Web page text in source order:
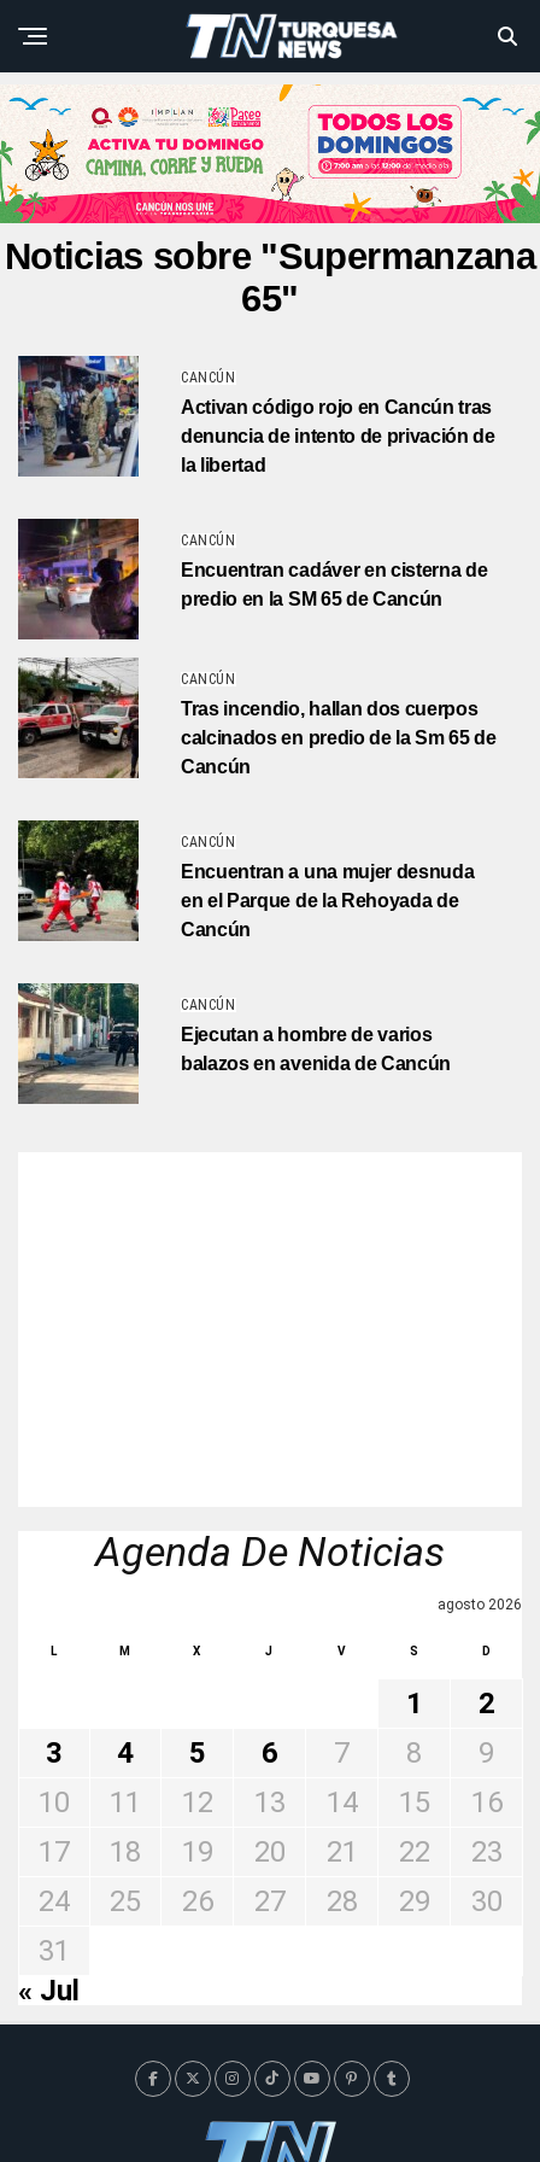
Noticias sobre "Supermanzana
65"
CANCÚN
Activan código rojo en Cancún tras
denuncia de intento de privación de
la libertad
CANCÚN
Encuentran cadáver en cisterna de
predio en la SM 65 de Cancún
CANCÚN
Tras incendio, hallan dos cuerpos
calcinados en predio de la Sm 65 de
Cancún
CANCÚN
Encuentran a una mujer desnuda
en el Parque de la Rehoyada de
Cancún
CANCÚN
Ejecutan a hombre de varios
balazos en avenida de Cancún
Agenda De Noticias
agosto 2026
L M X J V S D
1
2
3
4 5 6 7 8
9
10
11 12 13 14 15
16
17
18 19 20 21 22
23
24
25 26 27 28 29
30
31
« Jul